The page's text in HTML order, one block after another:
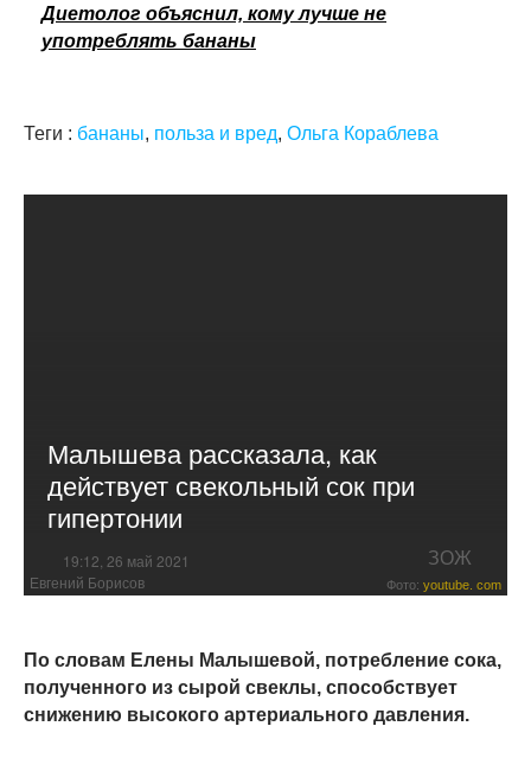
Диетолог объяснил, кому лучше не
употреблять бананы
Теги : бананы, польза и вред, Ольга Кораблева
Малышева рассказала, как
действует свекольный сок при
гипертонии
19:12, 26 май 2021 ЗОЖ
Евгений Борисов Фото: youtube. com
По словам Елены Малышевой, потребление сока,
полученного из сырой свеклы, способствует
снижению высокого артериального давления.